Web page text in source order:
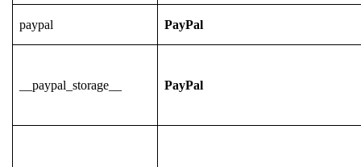
paypal PayPal
__paypal_storage__ PayPal